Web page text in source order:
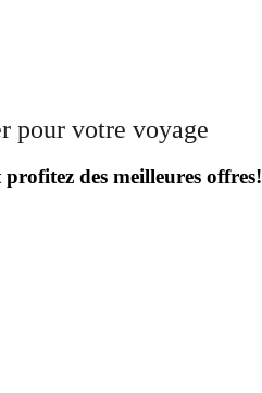
pour votre voyage
des meilleures offres!